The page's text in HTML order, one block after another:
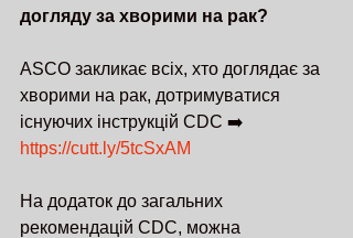
догляду за хворими на рак?
ASCO закликає всіх, хто доглядає за
хворими на рак, дотримуватися
існуючих інструкцій CDС ➡️
https://cutt.ly/5tcSxAM
На додаток до загальних
рекомендацій CDC, можна